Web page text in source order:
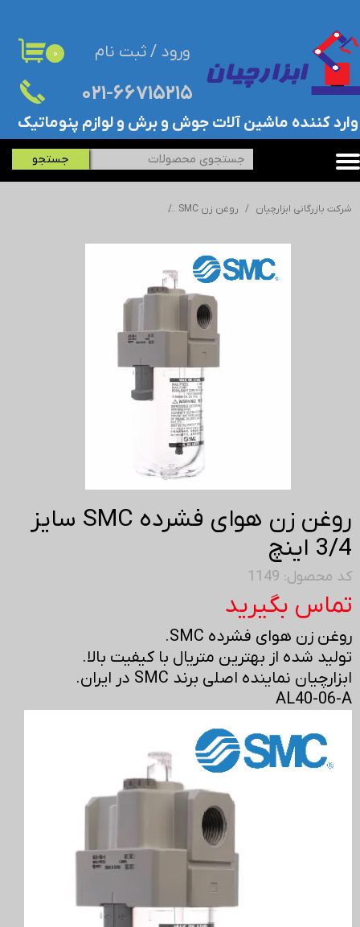
۰۲۱-۶۶۷۱۵۲۱۵​​​​​​​
جستجو
۰
​وارد کننده ماشین آلات جوش و برش و لوازم پنوماتیک
ورود / ثبت نام
حساب کاربری من
تغییر گذر واژه
خروج از حساب کاربری
شرکت بازرگانی ابزارچیان روغن زن SMC
روغن زن هوای فشرده SMC سایز
3/4 اینچ
کد محصول: 1149
تماس بگیرید
روغن زن هوای فشرده SMC.
تولید شده از بهترین متریال با کیفیت بالا.
ابزارچیان نماینده اصلی برند SMC در ایران.
AL40-06-A